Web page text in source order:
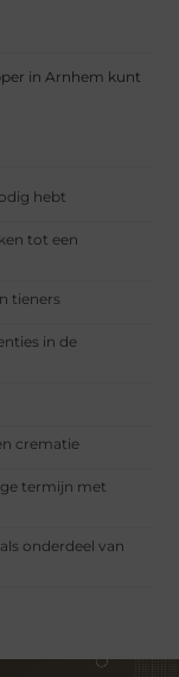
in Arnhem kunt
hebt
tot een
tieners
in de
crematie
termijn met
onderdeel van